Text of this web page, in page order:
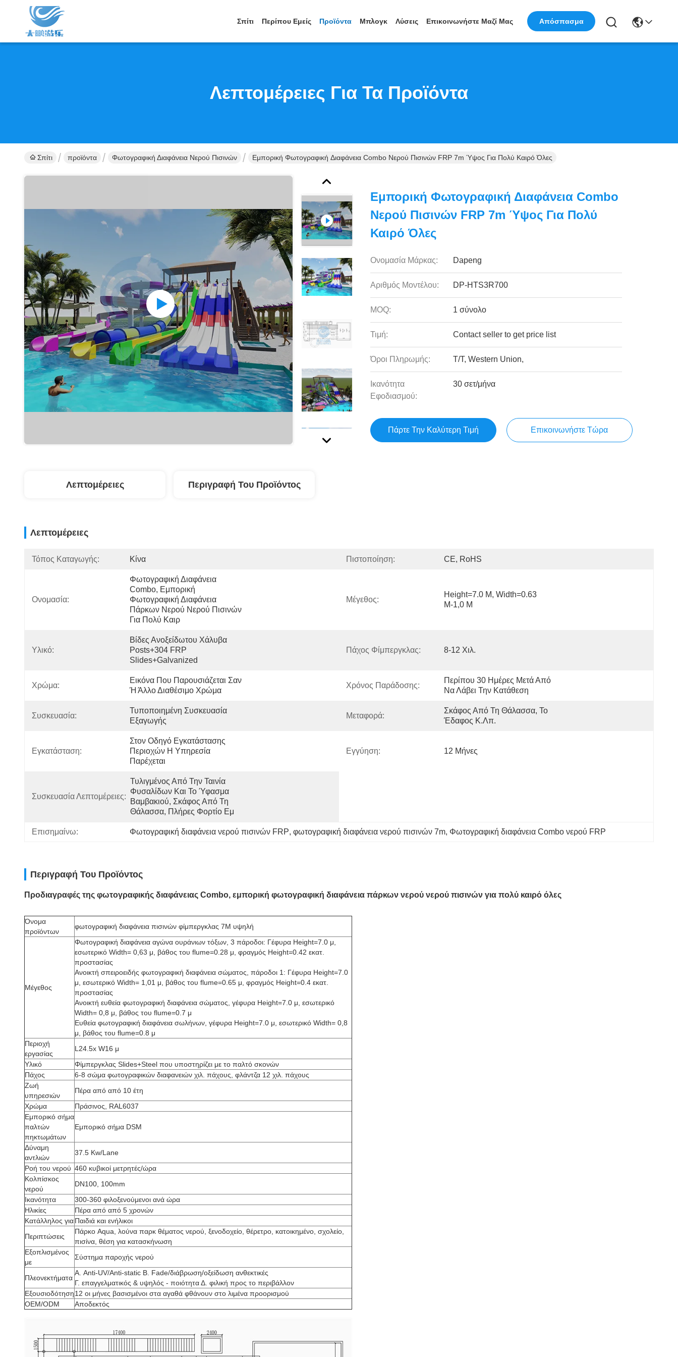
Σπίτι Περίπου Εμείς Προϊόντα Μπλογκ Λύσεις Επικοινωνήστε Μαζί Μας Απόσπασμα
Λεπτομέρειες Για Τα Προϊόντα
Σπίτι προϊόντα Φωτογραφική Διαφάνεια Νερού Πισινών Εμπορική Φωτογραφική Διαφάνεια Combo Νερού Πισινών FRP 7m Ύψος Για Πολύ Καιρό Όλες
Εμπορική Φωτογραφική Διαφάνεια Combo
Νερού Πισινών FRP 7m Ύψος Για Πολύ
Καιρό Όλες
Ονομασία Μάρκας: Dapeng
Αριθμός Μοντέλου: DP-HTS3R700
MOQ: 1 σύνολο
Τιμή: Contact seller to get price list
Όροι Πληρωμής: T/T, Western Union,
Ικανότητα
Εφοδιασμού:
30 σετ/μήνα
Πάρτε Την Καλύτερη Τιμή Επικοινωνήστε Τώρα
Λεπτομέρειες Περιγραφή Του Προϊόντος
Λεπτομέρειες
Τόπος Καταγωγής: Κίνα Πιστοποίηση: CE, RoHS
Ονομασία:
Φωτογραφική Διαφάνεια
Combo, Εμπορική
Φωτογραφική Διαφάνεια
Πάρκων Νερού Νερού Πισινών
Για Πολύ Καιρ
Μέγεθος:
Height=7.0 Μ, Width=0.63
Μ-1,0 Μ
Υλικό:
Βίδες Ανοξείδωτου Χάλυβα
Posts+304 FRP
Slides+Galvanized
Πάχος Φίμπεργκλας: 8-12 Χιλ.
Χρώμα:
Εικόνα Που Παρουσιάζεται Σαν
Ή Άλλο Διαθέσιμο Χρώμα
Χρόνος Παράδοσης:
Περίπου 30 Ημέρες Μετά Από
Να Λάβει Την Κατάθεση
Συσκευασία:
Τυποποιημένη Συσκευασία
Εξαγωγής
Μεταφορά:
Σκάφος Από Τη Θάλασσα, Το
Έδαφος Κ.λπ.
Εγκατάσταση:
Στον Οδηγό Εγκατάστασης
Περιοχών Η Υπηρεσία
Παρέχεται
Εγγύηση: 12 Μήνες
Συσκευασία Λεπτομέρειες:
Τυλιγμένος Από Την Ταινία
Φυσαλίδων Και Το Ύφασμα
Βαμβακιού, Σκάφος Από Τη
Θάλασσα, Πλήρες Φορτίο Εμ
Επισημαίνω: Φωτογραφική διαφάνεια νερού πισινών FRP, φωτογραφική διαφάνεια νερού πισινών 7m, Φωτογραφική διαφάνεια Combo νερού FRP
Περιγραφή Του Προϊόντος
Προδιαγραφές της φωτογραφικής διαφάνειας Combo, εμπορική φωτογραφική διαφάνεια πάρκων νερού νερού πισινών για πολύ καιρό όλες
Όνομα
προϊόντων
φωτογραφική διαφάνεια πισινών φίμπεργκλας 7M υψηλή
Μέγεθος
Φωτογραφική διαφάνεια αγώνα ουράνιων τόξων, 3 πάροδοι: Γέφυρα Height=7.0 μ,
εσωτερικό Width= 0,63 μ, βάθος του flume=0.28 μ, φραγμός Height=0.42 εκατ.
προστασίας
Ανοικτή σπειροειδής φωτογραφική διαφάνεια σώματος, πάροδοι 1: Γέφυρα Height=7.0
μ, εσωτερικό Width= 1,01 μ, βάθος του flume=0.65 μ, φραγμός Height=0.4 εκατ.
προστασίας
Ανοικτή ευθεία φωτογραφική διαφάνεια σώματος, γέφυρα Height=7.0 μ, εσωτερικό
Width= 0,8 μ, βάθος του flume=0.7 μ
Ευθεία φωτογραφική διαφάνεια σωλήνων, γέφυρα Height=7.0 μ, εσωτερικό Width= 0,8
μ, βάθος του flume=0.8 μ
Περιοχή
εργασίας
L24.5x W16 μ
Υλικό
Φίμπεργκλας Slides+Steel που υποστηρίζει με το παλτό σκονών
Πάχος
6-8 σώμα φωτογραφικών διαφανειών χιλ. πάχους, φλάντζα 12 χιλ. πάχους
Ζωή
υπηρεσιών
Πέρα από από 10 έτη
Χρώμα
Πράσινος, RAL6037
Εμπορικό σήμα
παλτών
πηκτωμάτων
Εμπορικό σήμα DSM
Δύναμη
αντλιών
37.5 Kw/Lane
Ροή του νερού 460 κυβικοί μετρητές/ώρα
Κολπίσκος
νερού
DN100, 100mm
Ικανότητα
300-360 φιλοξενούμενοι ανά ώρα
Ηλικίες
Πέρα από από 5 χρονών
Κατάλληλος γιαΠαιδιά και ενήλικοι
Περιπτώσεις
Πάρκο Aqua, λούνα παρκ θέματος νερού, ξενοδοχείο, θέρετρο, κατοικημένο, σχολείο,
πισίνα, θέση για κατασκήνωση
Εξοπλισμένος
με
Σύστημα παροχής νερού
Πλεονεκτήματα
Α. Anti-UV/Anti-static Β. Fade/διάβρωση/οξείδωση ανθεκτικές
Γ. επαγγελματικός & υψηλός - ποιότητα Δ. φιλική προς το περιβάλλον
Εξουσιοδότηση12 οι μήνες βασισμένοι στα αγαθά φθάνουν στο λιμένα προορισμού
OEM/ODM
Αποδεκτός